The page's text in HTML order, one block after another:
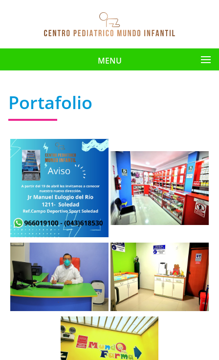
MENU
Portafolio